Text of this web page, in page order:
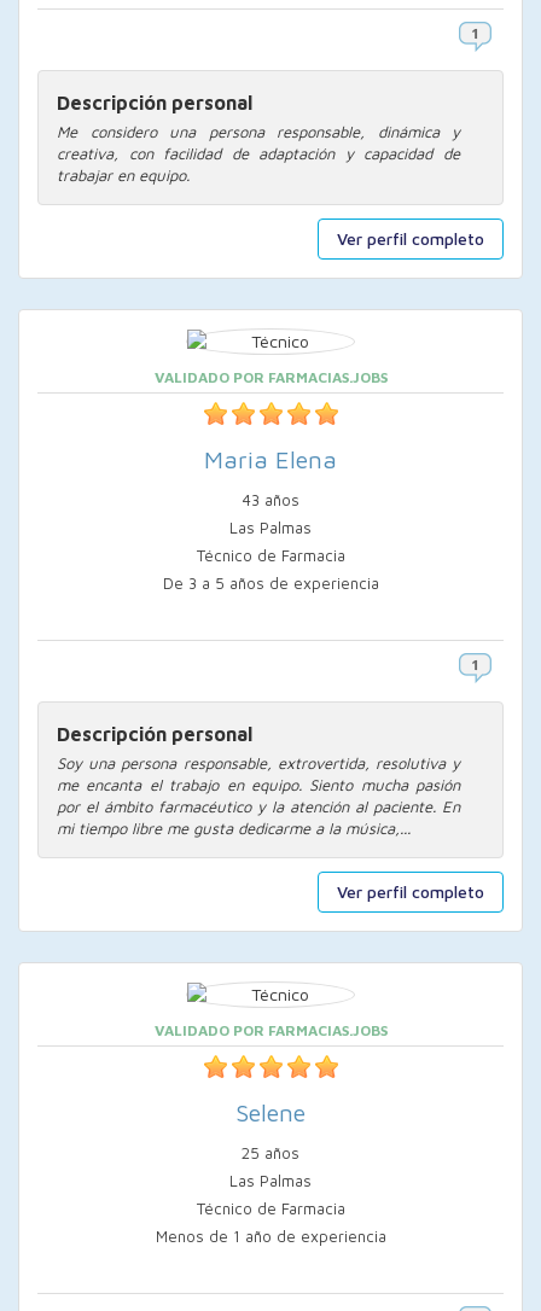
Ver perfil completo
Descripción personal
Me considero una persona responsable, dinámica y
creativa, con facilidad de adaptación y capacidad de
trabajar en equipo.
Ver perfil completo
VALIDADO POR FARMACIAS.JOBS
Maria Elena
43 años
Las Palmas
Técnico de Farmacia
De 3 a 5 años de experiencia
Descripción personal
Soy una persona responsable, extrovertida, resolutiva y
me encanta el trabajo en equipo. Siento mucha pasión
por el ámbito farmacéutico y la atención al paciente. En
mi tiempo libre me gusta dedicarme a la música,...
VALIDADO POR FARMACIAS.JOBS
Selene
25 años
Las Palmas
Técnico de Farmacia
Menos de 1 año de experiencia